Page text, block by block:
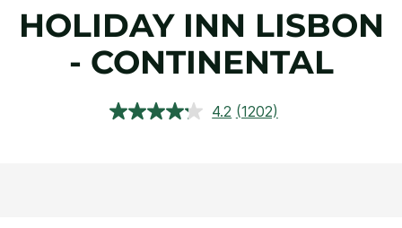
HOLIDAY INN LISBON
- CONTINENTAL
4.2 Czytaj
(1202)